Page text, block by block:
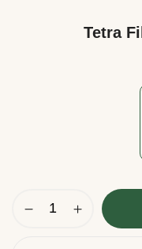
Tetra